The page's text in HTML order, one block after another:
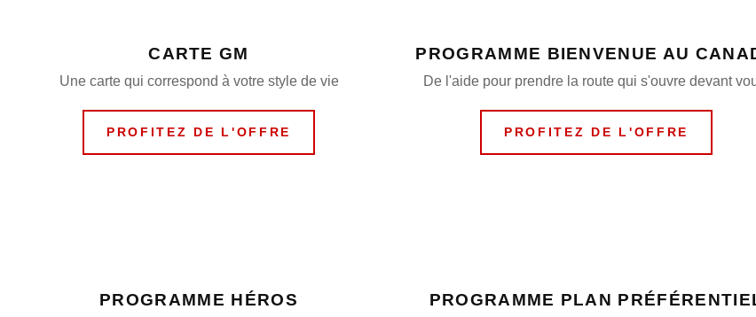
CARTE GM
Une carte qui correspond à votre style de vie
PROFITEZ DE L'OFFRE
PROGRAMME BIENVENUE AU
De l'aide pour prendre la route qui s'ouvre devant
PROFITEZ DE L'OFFRE
PROGRAMME HÉROS PROGRAMME PLAN